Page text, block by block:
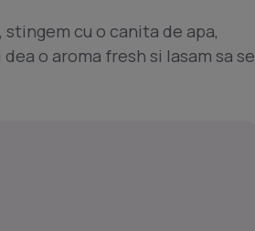
cu o canita de apa,
o aroma fresh si lasam sa se